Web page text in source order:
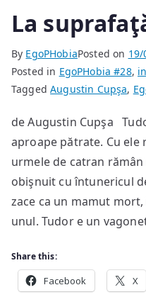
La
By EgoPHobiaPosted on 19/
Posted in EgoPHobia #28,
TaggedAugustin Cupşa,
de Augustin Cupşa
aproape pătrate. Cu ele
urmele de catran
obişnuit cu întunericul
zace ca un mamut
unul. Tudor e un
Share this:
Facebook X